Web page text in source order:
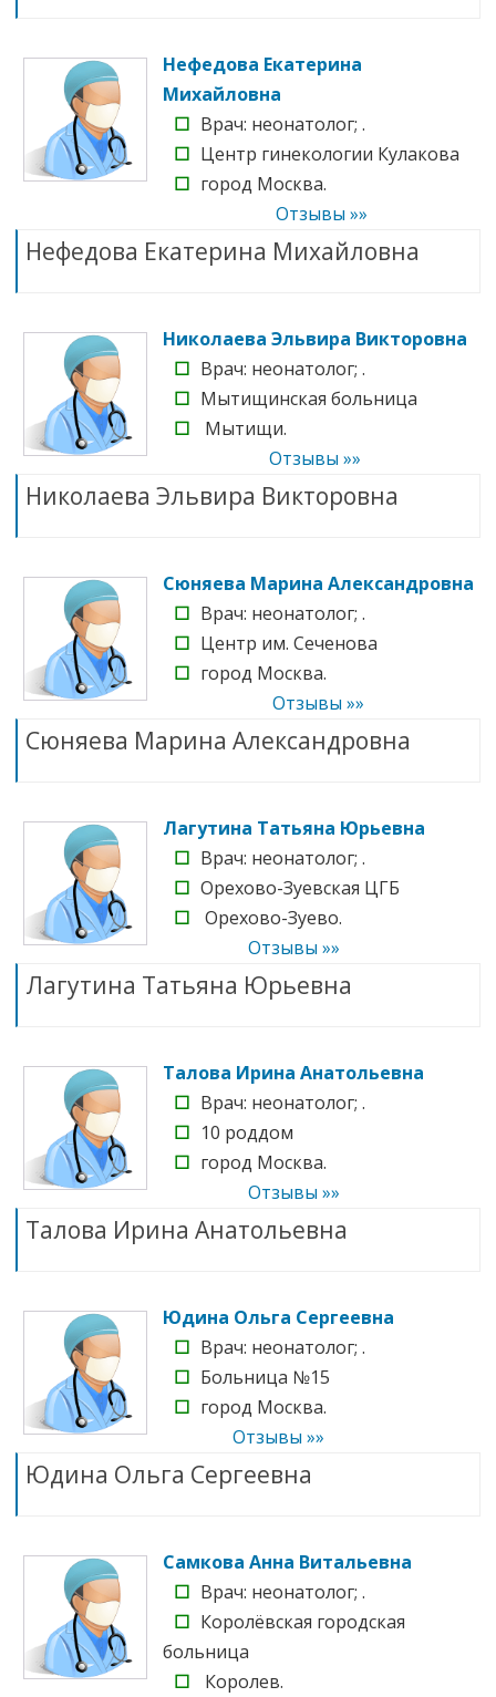
Нефедова Екатерина
Михайловна
☐ Врач: неонатолог; .
☐ Центр гинекологии Кулакова
☐ город Москва.
Отзывы »»
Нефедова Екатерина Михайловна
Николаева Эльвира Викторовна
☐ Врач: неонатолог; .
☐ Мытищинская больница
☐
Мытищи.
Отзывы »»
Николаева Эльвира Викторовна
Сюняева Марина Александровна
☐ Врач: неонатолог; .
☐ Центр им. Сеченова
☐ город Москва.
Отзывы »»
Сюняева Марина Александровна
Лагутина Татьяна Юрьевна
☐ Врач: неонатолог; .
☐ Орехово-Зуевcкая ЦГБ
☐
Орехово-Зуево.
Отзывы »»
Лагутина Татьяна Юрьевна
Талова Ирина Анатольевна
☐ Врач: неонатолог; .
☐ 10 роддом
☐ город Москва.
Отзывы »»
Талова Ирина Анатольевна
Юдина Ольга Сергеевна
☐ Врач: неонатолог; .
☐ Больница №15
☐ город Москва.
Отзывы »»
Юдина Ольга Сергеевна
Самкова Анна Витальевна
☐ Врач: неонатолог; .
☐ Королёвская городская
больница
☐
Королев.